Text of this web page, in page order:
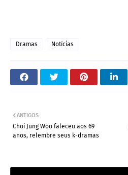
Dramas Notícias
ANTIGOS
Choi Jung Woo faleceu aos 69
anos, relembre seus k-dramas